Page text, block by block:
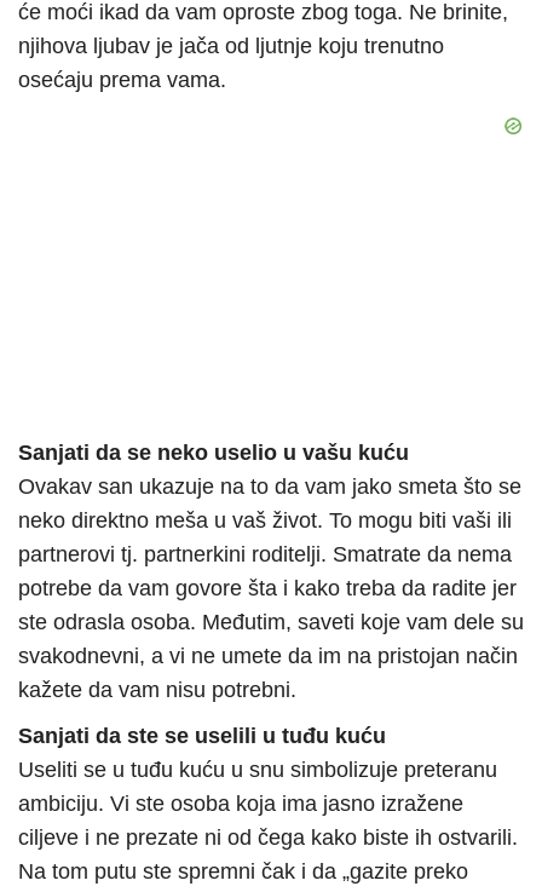
će moći ikad da vam oproste zbog toga. Ne brinite,
njihova ljubav je jača od ljutnje koju trenutno
osećaju prema vama.
Sanjati da se neko uselio u vašu kuću
Ovakav san ukazuje na to da vam jako smeta što se
neko direktno meša u vaš život. To mogu biti vaši ili
partnerovi tj. partnerkini roditelji. Smatrate da nema
potrebe da vam govore šta i kako treba da radite jer
ste odrasla osoba. Međutim, saveti koje vam dele su
svakodnevni, a vi ne umete da im na pristojan način
kažete da vam nisu potrebni.
Sanjati da ste se uselili u tuđu kuću
Useliti se u tuđu kuću u snu simbolizuje preteranu
ambiciju. Vi ste osoba koja ima jasno izražene
ciljeve i ne prezate ni od čega kako biste ih ostvarili.
Na tom putu ste spremni čak i da „gazite preko